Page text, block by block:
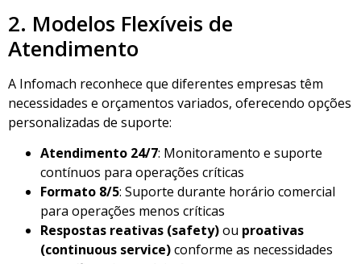
2. Modelos Flexíveis de
Atendimento
A Infomach reconhece que diferentes empresas têm
necessidades e orçamentos variados, oferecendo opções
personalizadas de suporte:
Atendimento 24/7: Monitoramento e suporte
contínuos para operações críticas
Formato 8/5: Suporte durante horário comercial
para operações menos críticas
Respostas reativas (safety)ou proativas
(continuous service)conforme as necessidades